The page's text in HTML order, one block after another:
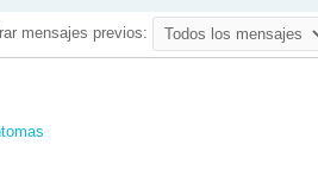
mensajes previos: